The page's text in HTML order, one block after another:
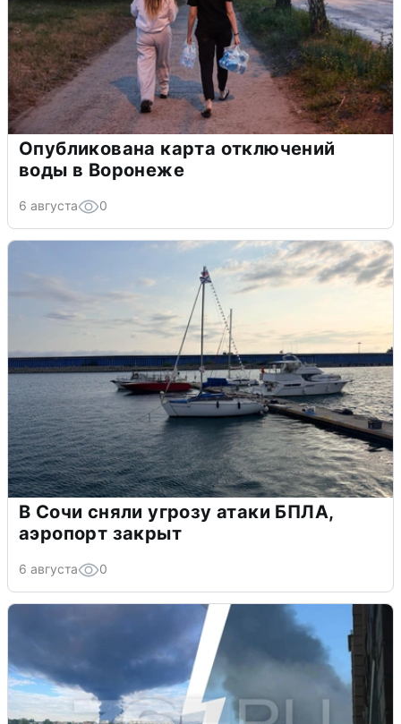
Опубликована карта отключений
воды в Воронеже
6 августа 0
В Сочи сняли угрозу атаки БПЛА,
аэропорт закрыт
6 августа 0